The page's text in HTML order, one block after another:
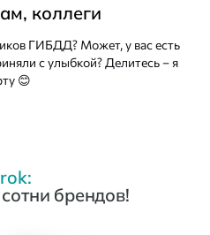
коллеги
ГИБДД? Может, у вас есть
с улыбкой? Делитесь – я
😊
брендов!